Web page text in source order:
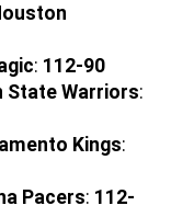
: 112-90
State Warriors:
Kings:
Pacers: 112-